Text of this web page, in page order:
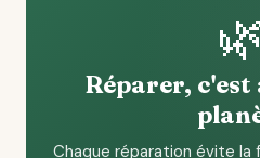
Réparer,
Chaque réparation évite la